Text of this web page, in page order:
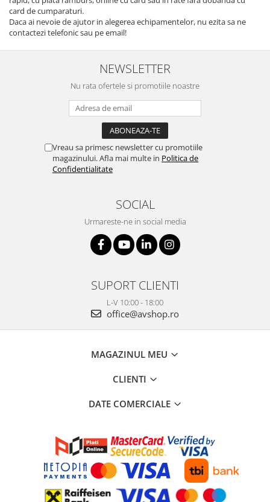
card de cumparaturi.
Daca ai nevoie de ajutor in alegerea echipamentelor, nu ezita sa ne
contactezi telefonic sau pe email!
NEWSLETTER
Nu rata ofertele si promotiile noastre
Vreau sa primesc newsletter cu promotiile
magazinului. Afla mai multe in Politica de
Confidentialitate
SOCIAL
Urmareste-ne in social media
SUPORT CLIENTI
L-V 10:00 - 18:00
office@avshop.ro
MAGAZINUL MEU
CLIENTI
DATE COMERCIALE